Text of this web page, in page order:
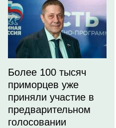
Более 100 тысяч
приморцев уже
приняли участие в
предварительном
голосовании